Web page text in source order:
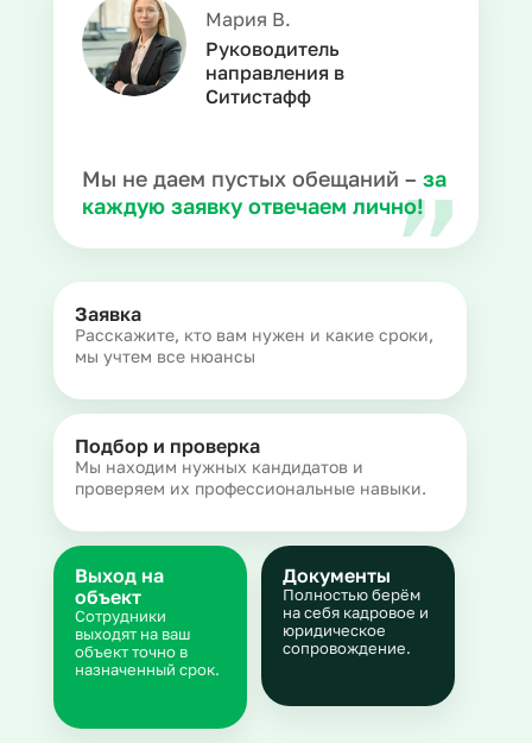
Мария В.
Руководитель
направления в
Ситистафф
Мы не даем пустых обещаний – за
каждую заявку отвечаем лично!
Заявка
Расскажите, кто вам нужен и какие сроки,
мы учтем все нюансы
Подбор и проверка
Мы находим нужных кандидатов и
проверяем их профессиональные навыки.
Документы
Полностью берём
на себя кадровое и
юридическое
сопровождение.
Выход на
объект
Сотрудники
выходят на ваш
объект точно в
назначенный срок.